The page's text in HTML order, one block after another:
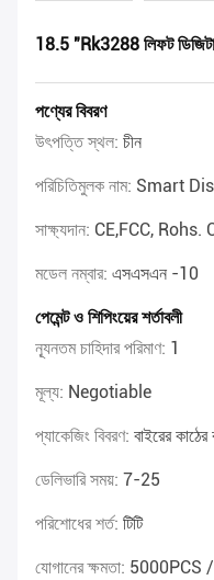
18.5 "Rk3288 লিফট
পণ্যের বিবরণ
উৎপত্তি স্থল: চীন
পরিচিতিমুলক নাম: Smart
সাক্ষ্যদান: CE,FCC, Rohs.
মডেল নম্বার: এসএসএন -10
পেমেন্ট ও শিপিংয়ের শর্তাবলী
ন্যূনতম চাহিদার পরিমাণ: 1
মূল্য: Negotiable
প্যাকেজিং বিবরণ: বাইরের
ডেলিভারি সময়: 7-25
পরিশোধের শর্ত: টিটি
যোগানের ক্ষমতা: 5000PCS /